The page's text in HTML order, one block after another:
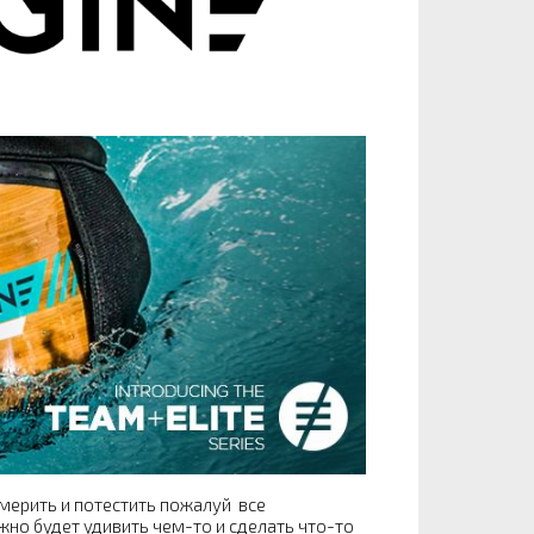
и потестить пожалуй все
будет удивить чем-то и сделать что-то